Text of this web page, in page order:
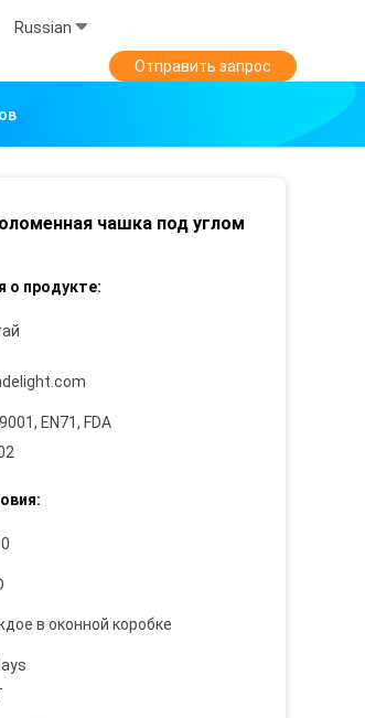
Russian
Отправить запрос
чашка под углом
о продукте:
EN71, FDA
в оконной коробке